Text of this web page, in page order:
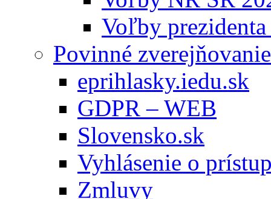
Voľby
Povinné zverejňovanie
eprihlasky.iedu.sk
GDPR – WEB
Slovensko.sk
Vyhlásenie o
Zmluvy